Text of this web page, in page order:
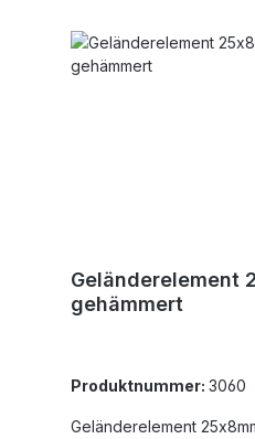
Geländerelement
gehämmert
Produktnummer:3060
Geländerelement